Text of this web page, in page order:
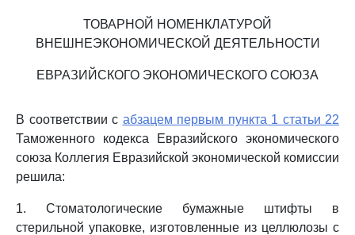
ТОВАРНОЙ НОМЕНКЛАТУРОЙ
ВНЕШНЕЭКОНОМИЧЕСКОЙ ДЕЯТЕЛЬНОСТИ
ЕВРАЗИЙСКОГО ЭКОНОМИЧЕСКОГО СОЮЗА
В соответствии с абзацем первым пункта 1 статьи 22
Таможенного кодекса Евразийского экономического
союза Коллегия Евразийской экономической комиссии
решила:
1. Стоматологические бумажные штифты в
стерильной упаковке, изготовленные из целлюлозы с